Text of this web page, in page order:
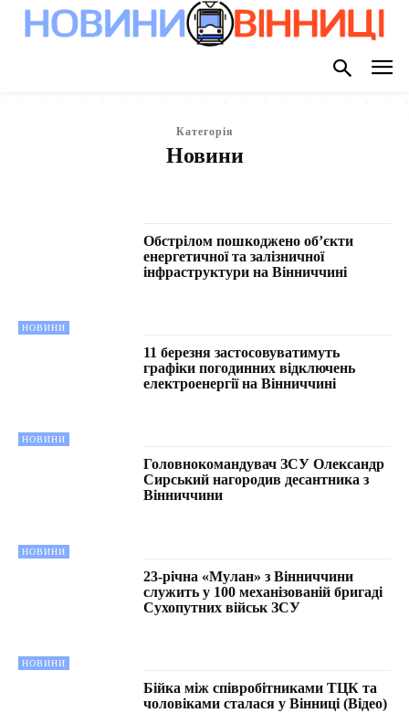
Категорія
Новини
НОВИНИ
Обстрілом пошкоджено об’єкти
енергетичної та залізничної
інфраструктури на Вінниччині
НОВИНИ
11 березня застосовуватимуть
графіки погодинних відключень
електроенергії на Вінниччині
НОВИНИ
Головнокомандувач ЗСУ Олександр
Сирський нагородив десантника з
Вінниччини
НОВИНИ
23-річна «Мулан» з Вінниччини
служить у 100 механізованій бригаді
Сухопутних військ ЗСУ
Бійка між співробітниками ТЦК та
чоловіками сталася у Вінниці (Відео)